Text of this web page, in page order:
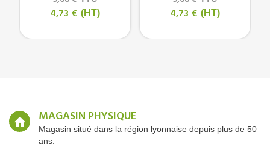
4,73 € (HT) 4,73 € (HT)
MAGASIN PHYSIQUE
Magasin situé dans la région lyonnaise depuis plus de 50
ans.